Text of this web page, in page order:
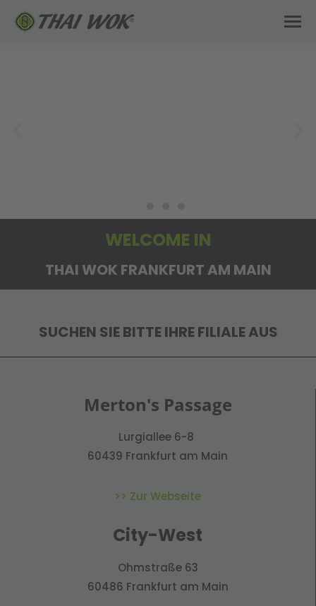
Merton's
Passage
WELCOME IN
THAI WOK FRANKFURT AM MAIN
SUCHEN SIE BITTE IHRE FILIALE AUS
Merton's Passage
Lurgiallee 6-8
60439 Frankfurt am Main
>> Zur Webseite
City-West
Ohmstraße 63
60486 Frankfurt am Main